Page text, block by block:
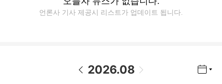
언론사 기사 제공시 리스트가 업데이트 됩니다.
2026.08